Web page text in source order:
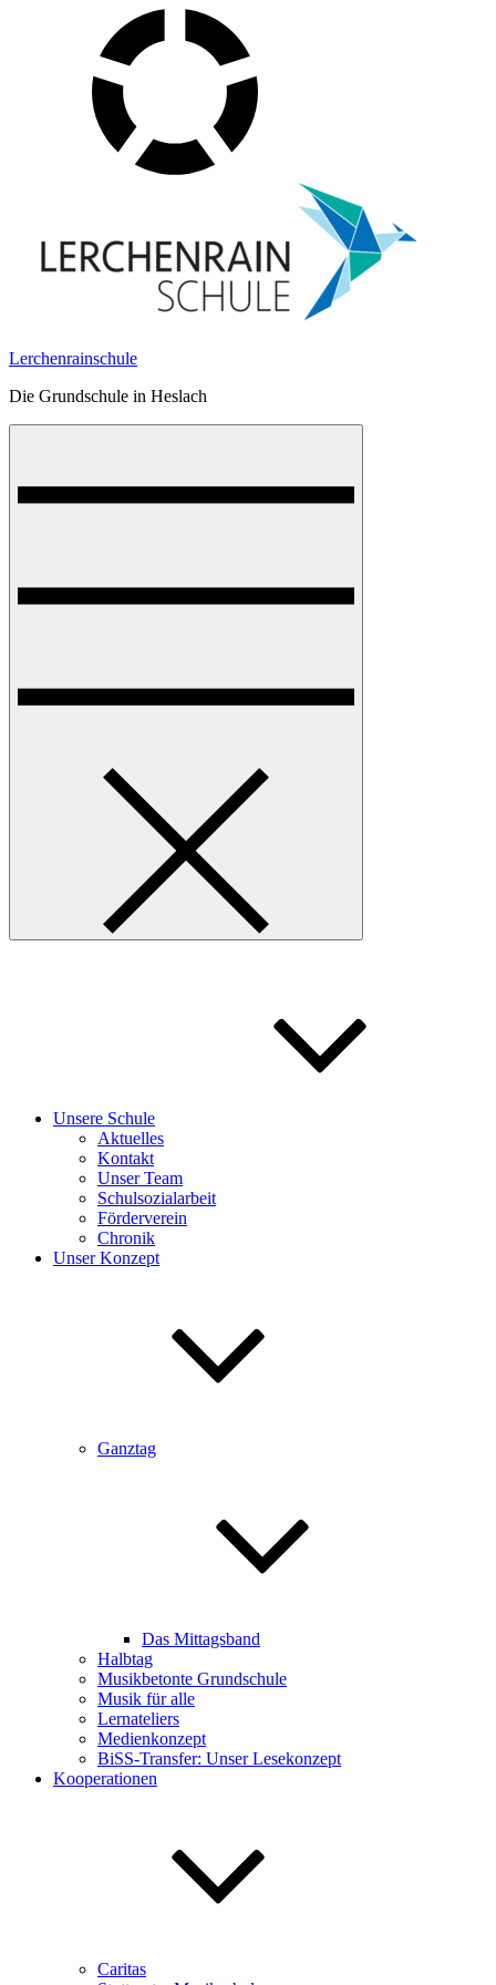
Lerchenrainschule
Die Grundschule in Heslach
Unsere Schule
Aktuelles
Kontakt
Unser Team
Schulsozialarbeit
Förderverein
Chronik
Unser Konzept
Ganztag
Das Mittagsband
Halbtag
Musikbetonte Grundschule
Musik für alle
Lernateliers
Medienkonzept
BiSS-Transfer: Unser Lesekonzept
Kooperationen
Caritas